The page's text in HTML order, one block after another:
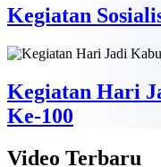
Kegiatan
Kegiatan Hari
Ke-100
Video Terbaru